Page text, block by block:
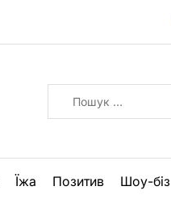
Їжа Позитив Шоу-біз